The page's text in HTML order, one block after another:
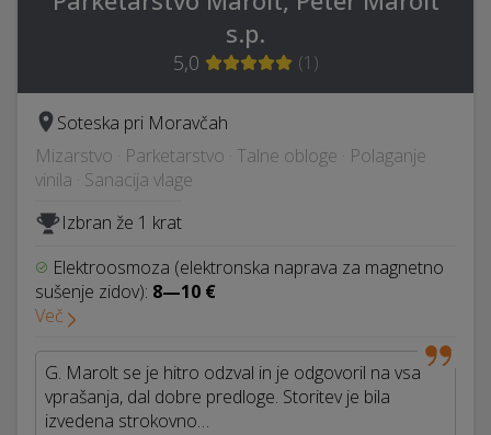
s.p.
5,0 (1 )
Soteska pri Moravčah
Mizarstvo · Parketarstvo · Talne obloge · Polaganje
vinila · Sanacija vlage
Izbran že 1 krat
Elektroosmoza (elektronska naprava za magnetno
sušenje zidov): 8—10 €
Več
G. Marolt se je hitro odzval in je odgovoril na vsa
vprašanja, dal dobre predloge. Storitev je bila
izvedena strokovno…